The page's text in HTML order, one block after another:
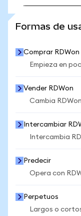
Formas de
Comprar RDWon
Empieza en
Vender RDWon
Cambia
Intercambiar
Intercambia
Predecir
Opera con
Perpetuos
Largos o